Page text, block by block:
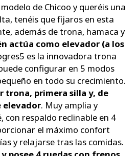
de Chicoo y queréis una
tenéis que fijaros en esta
además de trona, hamaca y
actúa como elevador (a los
es la innovadora trona
configurar en 5 modos
en todo su crecimiento.
trona, primera silla y, de
elevador. Muy amplia y
con respaldo reclinable en 4
el máximo confort
y relajarse tras las comidas.